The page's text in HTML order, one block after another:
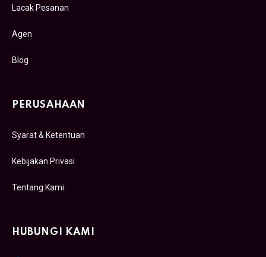
Lacak Pesanan
Agen
Blog
PERUSAHAAN
Syarat & Ketentuan
Kebijakan Privasi
Tentang Kami
HUBUNGI KAMI